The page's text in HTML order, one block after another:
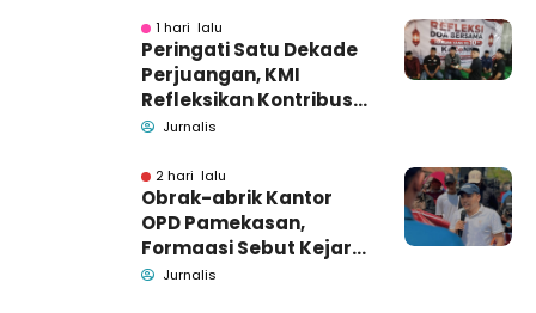
1 hari lalu
Peringati Satu Dekade
Perjuangan, KMI
Refleksikan Kontribusi
untuk Masyarakat
Jurnalis
2 hari lalu
Obrak-abrik Kantor
OPD Pamekasan,
Formaasi Sebut Kejari
Pamekasan
Jurnalis